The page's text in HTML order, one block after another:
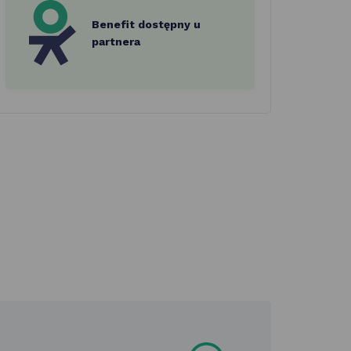
Benefit dostępny u
partnera